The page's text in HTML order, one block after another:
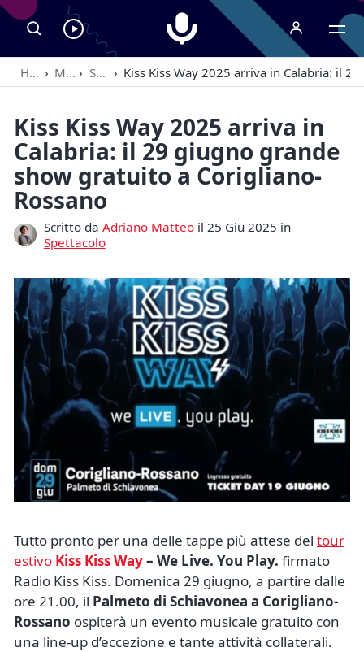
Ascolta
RadioSpeaker
in
Radiospeaker.it
Home › Magazine › Spettacolo › Kiss Kiss Way 2025 arriva in Calabria: il
Kiss Kiss Way 2025 arriva in
Calabria: il 29 giugno grande
show gratuito a Corigliano-
Rossano
Scritto da Adriano Matteoil 25 Giu 2025 in
Spettacolo
Tutto pronto per una delle tappe più attese del tour
estivo Kiss Kiss Way– We Live. You Play. firmato
Radio Kiss Kiss. Domenica 29 giugno, a partire dalle
ore 21.00, il Palmeto di Schiavonea a Corigliano-
Rossano ospiterà un evento musicale gratuito con
una line-up d’eccezione e tante attività collaterali.